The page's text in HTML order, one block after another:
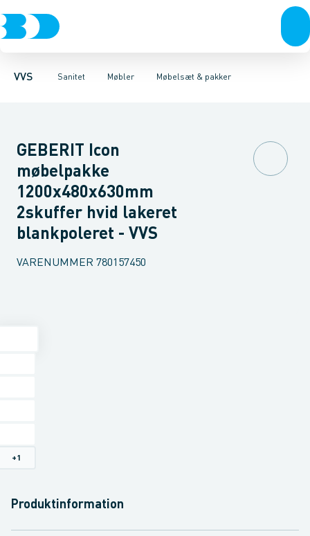
VVS Sanitet
Rør & fittingsPressfittings & rørKuglehaner & ventiler
Møbler
Toiletter, sæder og cisterner VaskeArmaturer
Møbelsæt & pakker
Møbelsæt & pakkerUnderskabeHøjskabeOverskabe
GEBERIT Icon
møbelpakke
1200x480x630mm
2skuffer hvid lakeret
blankpoleret - VVS
VARENUMMER 780157450
+1
Produktinformation